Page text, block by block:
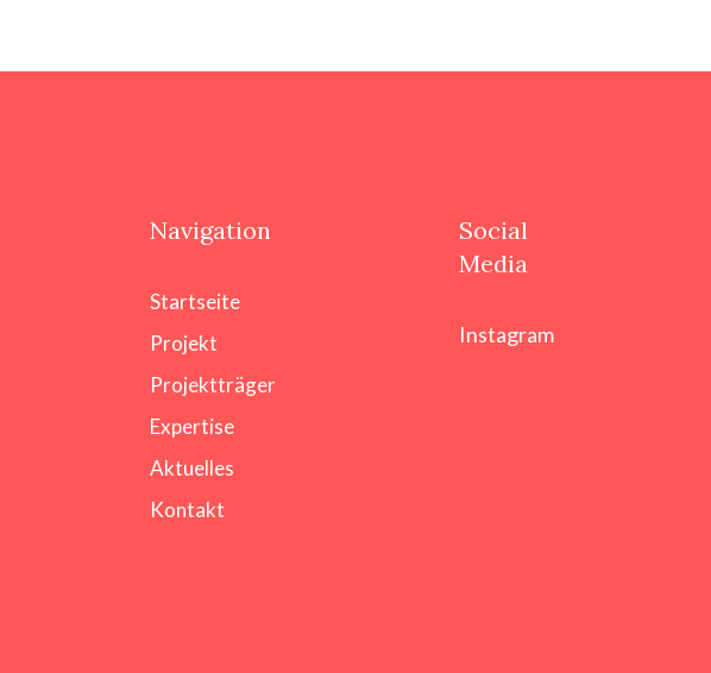
Navigation
Startseite
Projekt
Projektträger
Expertise
Aktuelles
Kontakt
Social
Media
Instagram